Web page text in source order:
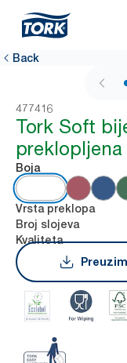
Back
477416
Tork Soft
preklopljena
Boja
Vrsta preklopa
Broj slojeva
Kvaliteta